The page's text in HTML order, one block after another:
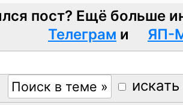
пост? Ещё больше
Телеграм и ЯП-